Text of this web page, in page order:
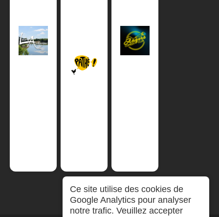
Ce site utilise des cookies de
Google Analytics pour analyser
notre trafic. Veuillez accepter